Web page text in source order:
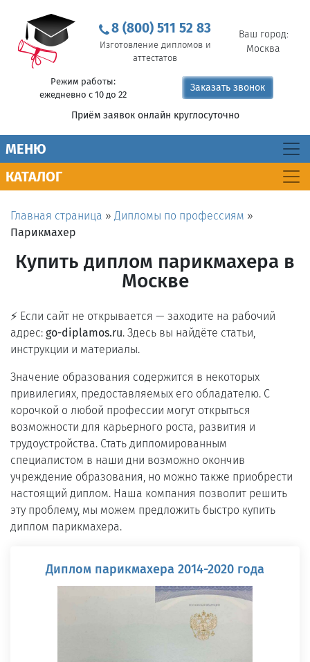
8 (800) 511 52 83
Изготовление дипломов и
аттестатов
Ваш город:
Москва
Режим работы:
ежедневно с 10 до 22
Заказать звонок
Приём заявок онлайн круглосуточно
MEНЮ
КАТАЛОГ
Главная страница » Дипломы по профессиям »
Парикмахер
Купить диплом парикмахера в
Москве
⚡ Если сайт не открывается — заходите на рабочий
адрес: go-diplamos.ru. Здесь вы найдёте статьи,
инструкции и материалы.
Значение образования содержится в некоторых
привилегиях, предоставляемых его обладателю. С
корочкой о любой профессии могут открыться
возможности для карьерного роста, развития и
трудоустройства. Стать дипломированным
специалистом в наши дни возможно окончив
учреждение образования, но можно также приобрести
настоящий диплом. Наша компания позволит решить
эту проблему, мы можем предложить быстро купить
диплом парикмахера.
Диплом парикмахера 2014-2020 года